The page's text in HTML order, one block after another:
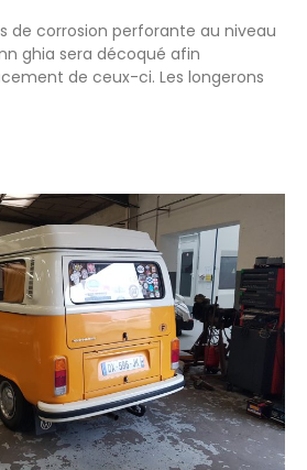
de corrosion perforante au niveau
ghia sera décoqué afin
de ceux-ci. Les longerons